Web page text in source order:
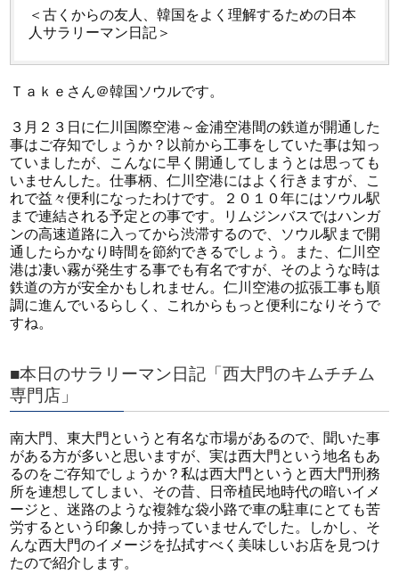
＜古くからの友人、韓国をよく理解するための日本
人サラリーマン日記＞
Ｔａｋｅさん＠韓国ソウルです。
３月２３日に仁川国際空港～金浦空港間の鉄道が開通した
事はご存知でしょうか？以前から工事をしていた事は知っ
ていましたが、こんなに早く開通してしまうとは思っても
いませんした。仕事柄、仁川空港にはよく行きますが、こ
れで益々便利になったわけです。２０１０年にはソウル駅
まで連結される予定との事です。リムジンバスではハンガ
ンの高速道路に入ってから渋滞するので、ソウル駅まで開
通したらかなり時間を節約できるでしょう。また、仁川空
港は凄い霧が発生する事でも有名ですが、そのような時は
鉄道の方が安全かもしれません。仁川空港の拡張工事も順
調に進んでいるらしく、これからもっと便利になりそうで
すね。
■本日のサラリーマン日記「西大門のキムチチム
専門店」
南大門、東大門というと有名な市場があるので、聞いた事
がある方が多いと思いますが、実は西大門という地名もあ
るのをご存知でしょうか？私は西大門というと西大門刑務
所を連想してしまい、その昔、日帝植民地時代の暗いイメ
ージと、迷路のような複雑な袋小路で車の駐車にとても苦
労するという印象しか持っていませんでした。しかし、そ
んな西大門のイメージを払拭すべく美味しいお店を見つけ
たので紹介します。